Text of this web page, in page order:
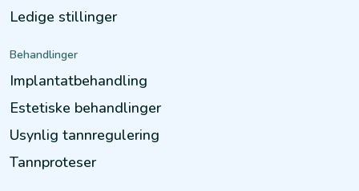
Ledige stillinger
Behandlinger
Implantatbehandling
Estetiske behandlinger
Usynlig tannregulering
Tannproteser